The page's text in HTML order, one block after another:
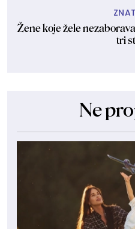
Žene koje žele
tri
Ne